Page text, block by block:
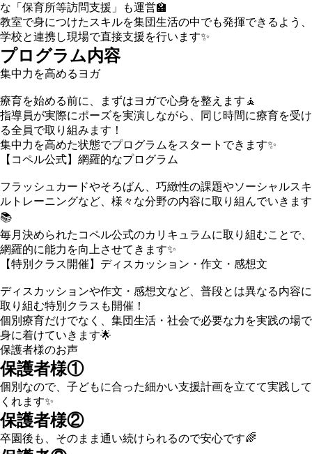
な「保育所等訪問支援」も運営🏫
教室で身につけたスキルを集団生活の中でも発揮できるよう、
学校と連携し現場で直接支援を行います✨
プログラム内容
集中力を高めるヨガ
療育を始める前に、まずはヨガで心身を整えます🧘
指導員が実際にポーズを実演しながら、同じ時間に療育を受け
る全員で取り組みます！
集中力を高めた状態でプログラムをスタートできます✨
【コペル公式】網羅的なプログラム
フラッシュカードやそろばん、巧緻性の課題やソーシャルスキ
ルトレーニングなど、様々な分野の内容に取り組んでいきます
📚
毎月決められたコペル公式のカリキュラムに取り組むことで、
網羅的に能力を向上させてきます✨
【特別クラス開催】ディスカッション・作文・感想文
ディスカッションや作文・感想文など、普段とは異なる内容に
取り組む特別クラスも開催！
個別療育だけでなく、集団生活・社会で必要な力を実践の場で
身に着けていきます🌟
保護者様のお声
保護者様①
個別なので、子どもに合った細かい支援計画を立てて実践して
くれます✨
保護者様②
卒園後も、そのまま通い続けられるので安心です🌈